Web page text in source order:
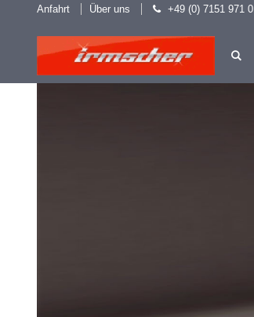
Anfahrt Über uns +49 (0) 7151 971 0